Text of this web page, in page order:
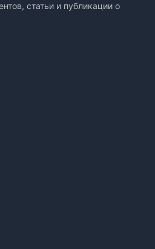
статьи и публикации о